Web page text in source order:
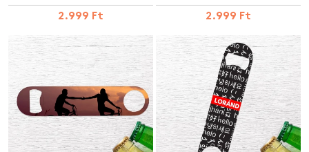
2.999 Ft 2.999 Ft